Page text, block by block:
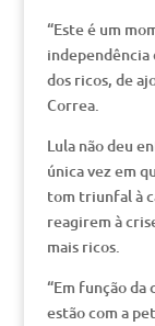
“Este é um
independência
dos ricos, de
Correa.
Lula não deu
única vez em
tom triunfal à
reagirem à
mais ricos.
“Em função da
estão com a